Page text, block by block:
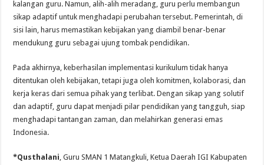
kalangan guru. Namun, alih-alih meradang, guru perlu membangun
sikap adaptif untuk menghadapi perubahan tersebut. Pemerintah, di
sisi lain, harus memastikan kebijakan yang diambil benar-benar
mendukung guru sebagai ujung tombak pendidikan.
Pada akhirnya, keberhasilan implementasi kurikulum tidak hanya
ditentukan oleh kebijakan, tetapi juga oleh komitmen, kolaborasi, dan
kerja keras dari semua pihak yang terlibat. Dengan sikap yang solutif
dan adaptif, guru dapat menjadi pilar pendidikan yang tangguh, siap
menghadapi tantangan zaman, dan melahirkan generasi emas
Indonesia.
*Qusthalani, Guru SMAN 1 Matangkuli, Ketua Daerah IGI Kabupaten